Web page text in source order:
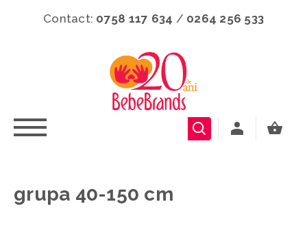
Contact: 0758 117 634 / 0264 256 533
grupa 40-150 cm